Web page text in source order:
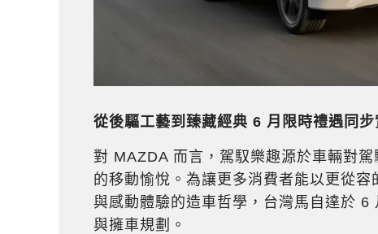
從後驅工藝到臻藏經典 6 月限時禮遇同步
對 MAZDA 而言，駕馭樂趣源於車輛對
的移動愉悅。為讓更多消費者能以更從
與感動體驗的造車哲學，台灣馬自達於
與擁車規劃。